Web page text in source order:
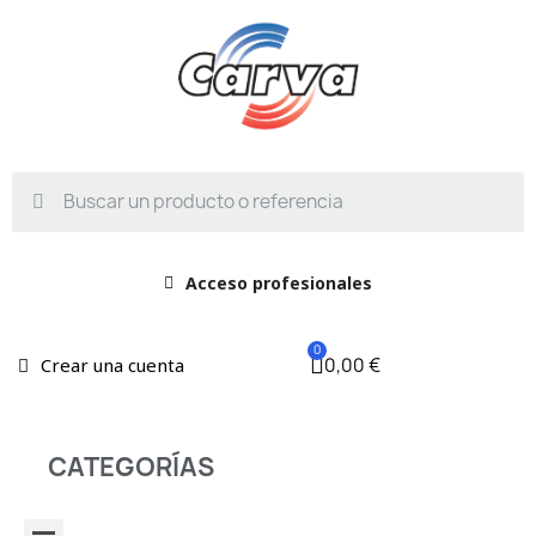
Acceso profesionales
Crear una cuenta 0,00 €
CATEGORÍAS